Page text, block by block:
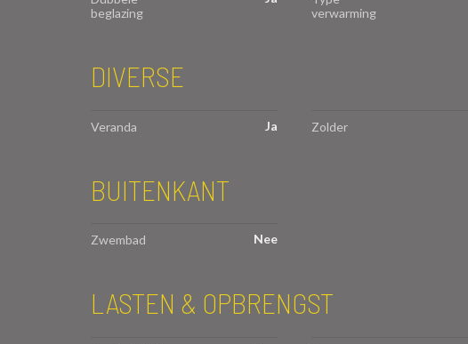
beglazing
verwarming
DIVERSE
Veranda Ja Zolder
BUITENKANT
Zwembad Nee
LASTEN & OPBRENGST